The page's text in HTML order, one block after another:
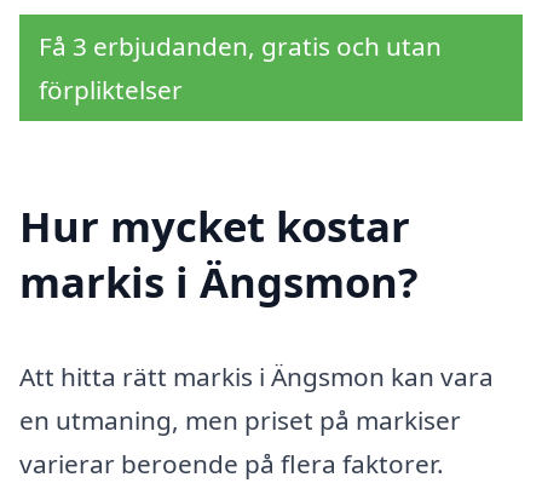
Få 3 erbjudanden, gratis och utan
förpliktelser
Hur mycket kostar
markis i Ängsmon?
Att hitta rätt markis i Ängsmon kan vara
en utmaning, men priset på markiser
varierar beroende på flera faktorer.